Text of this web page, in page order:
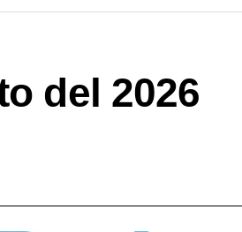
del 2026